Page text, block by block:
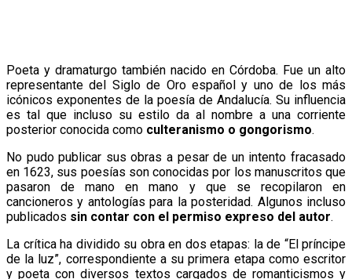
Poeta y dramaturgo también nacido en Córdoba. Fue un alto
representante del Siglo de Oro español y uno de los más
icónicos exponentes de la poesía de Andalucía. Su influencia
es tal que incluso su estilo da al nombre a una corriente
posterior conocida como culteranismo o gongorismo.
No pudo publicar sus obras a pesar de un intento fracasado
en 1623, sus poesías son conocidas por los manuscritos que
pasaron de mano en mano y que se recopilaron en
cancioneros y antologías para la posteridad. Algunos incluso
publicados sin contar con el permiso expreso del autor.
La crítica ha dividido su obra en dos etapas: la de “El príncipe
de la luz”, correspondiente a su primera etapa como escritor
y poeta con diversos textos cargados de romanticismos y